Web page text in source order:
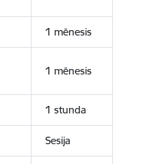
1 mēnesis
1 mēnesis
1 stunda
Sesija